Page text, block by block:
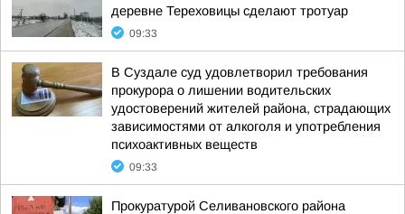
деревне Тереховицы сделают тротуар
09:33
В Суздале суд удовлетворил требования
прокурора о лишении водительских
удостоверений жителей района, страдающих
зависимостями от алкоголя и употребления
психоактивных веществ
09:33
Прокуратурой Селивановского района